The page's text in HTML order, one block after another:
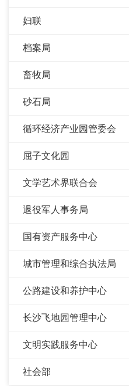
妇联
档案局
畜牧局
砂石局
循环经济产业园管委会
屈子文化园
文学艺术界联合会
退役军人事务局
国有资产服务中心
城市管理和综合执法局
公路建设和养护中心
长沙飞地园管理中心
文明实践服务中心
社会部